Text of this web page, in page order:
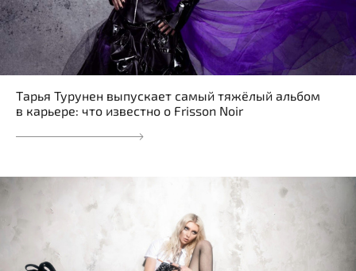
Тарья Турунен выпускает самый тяжёлый альбом
в карьере: что известно о Frisson Noir